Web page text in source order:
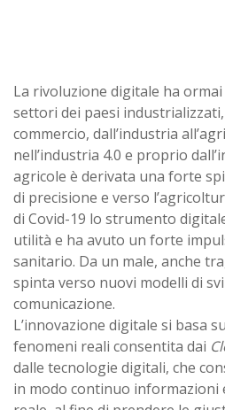
La rivoluzione digitale ha
settori dei paesi
commercio, dall’industria
nell’industria 4.0 e proprio
agricole è derivata una forte
di precisione e verso
di Covid-19 lo strumento
utilità e ha avuto un forte
sanitario. Da un male, anche
spinta verso nuovi modelli di
comunicazione.
L’innovazione digitale si basa
fenomeni reali consentita dai
dalle tecnologie digitali, che
in modo continuo informazioni